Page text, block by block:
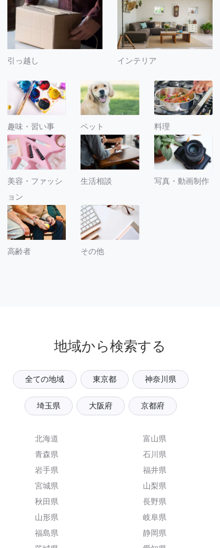
引っ越し インテリア
趣味・習い事 ペット 料理
美容・ファッシ
ョン
生活相談 写真・動画制作
高齢者 その他
地域から検索する
全ての地域 東京都 神奈川県
埼玉県 大阪府 京都府
北海道
青森県
岩手県
宮城県
秋田県
山形県
福島県
富山県
石川県
福井県
山梨県
長野県
岐阜県
静岡県